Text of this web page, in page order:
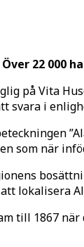
Över 22 000
på Vita
svara i
som när
lokalisera
till 1867